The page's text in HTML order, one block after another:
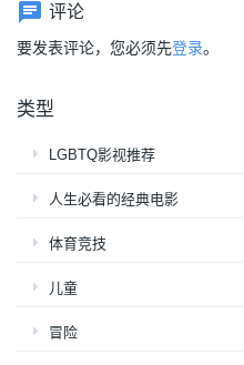
评论
要发表评论，您必须先登录。
类型
LGBTQ影视推荐
人生必看的经典电影
体育竞技
儿童
冒险